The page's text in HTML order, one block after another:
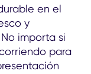
en el
y
importa si
para